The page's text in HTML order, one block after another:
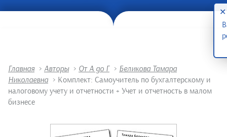
Главная > Авторы > От А до Г > Беликова Тамара
Николаевна > Комплект: Самоучитель по бухгалтерскому и
налоговому учету и отчетности + Учет и отчетность в малом
бизнесe
✕